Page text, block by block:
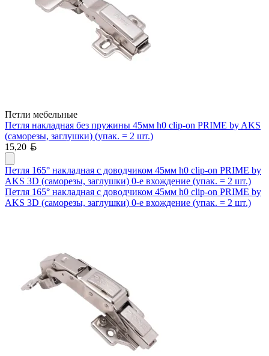
Петли мебельные
Петля накладная без пружины 45мм h0 clip-on PRIME by AKS
(саморезы, заглушки) (упак. = 2 шт.)
15,20
Петля 165° накладная с доводчиком 45мм h0 clip-on PRIME by
AKS 3D (саморезы, заглушки) 0-е вхождение (упак. = 2 шт.)
Петля 165° накладная с доводчиком 45мм h0 clip-on PRIME by
AKS 3D (саморезы, заглушки) 0-е вхождение (упак. = 2 шт.)